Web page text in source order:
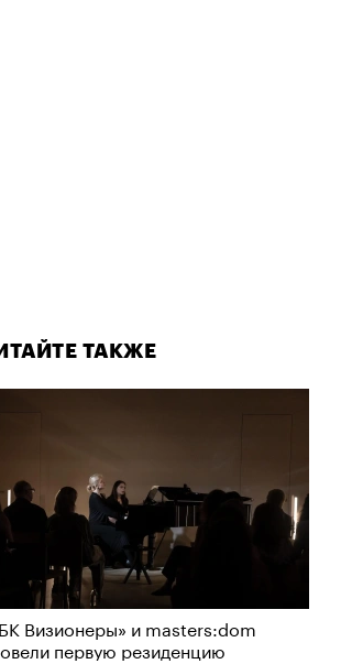
ТАКЖЕ
Визионеры» и masters:dom
первую резиденцию